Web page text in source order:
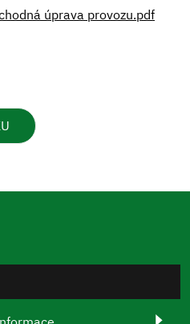
úprava provozu.pdf